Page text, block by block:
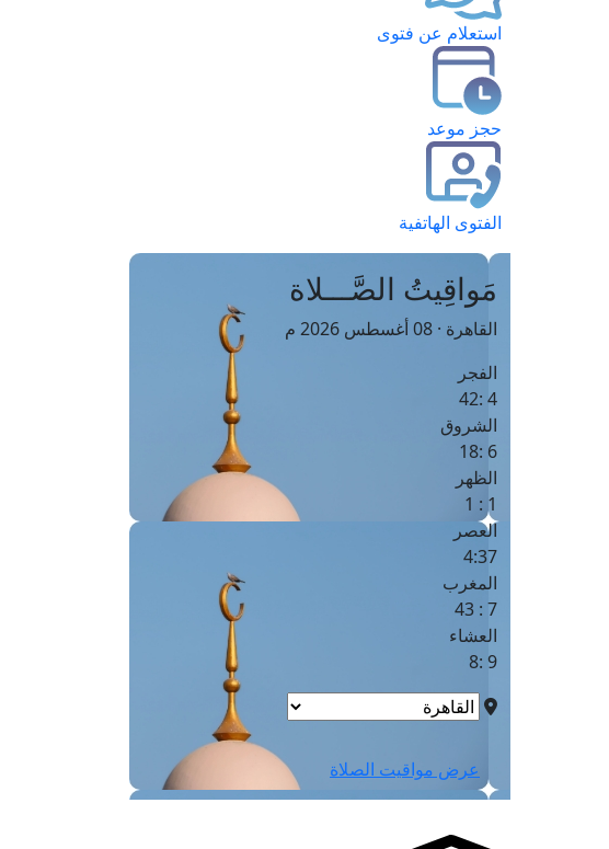
استعلام عن فتوى
حجز موعد
الفتوى الهاتفية
مَواقِيتُ الصَّـــلاة
القاهرة · 08 أغسطس 2026 م
الفجر
4 :42
الشروق
6 :18
الظهر
1 : 1
العصر
4:37
المغرب
7 : 43
العشاء
9 :8
عرض مواقيت الصلاة